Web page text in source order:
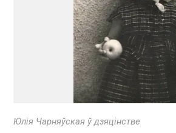
Юлія Чарняўская ў дзяцінстве